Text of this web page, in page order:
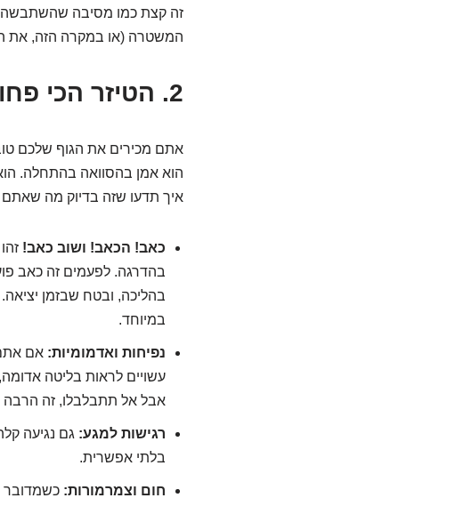
זה קצת כמו מסיבה שהשתבשה,
המשטרה (או במקרה הזה, את
2. הטיזר הכי פחות נעים: איך מרגישים שהבלגן מתחיל?
אתם מכירים את הגוף שלכם
הוא אמן בהסוואה בהתחלה.
איך תדעו שזה בדיוק מה שאתם
כאב! הכאב! ושוב כאב!
בהדרגה. לפעמים זה כאב
בהליכה, ובטח שבזמן
במיוחד.
נפיחות ואדמומיות: אם
עשויים לראות בליטה
אבל אל תתבלבלו, זה הרבה
רגישות למגע: גם נגיעה
בלתי אפשרית.
חום וצמרמורות: כשמדובר